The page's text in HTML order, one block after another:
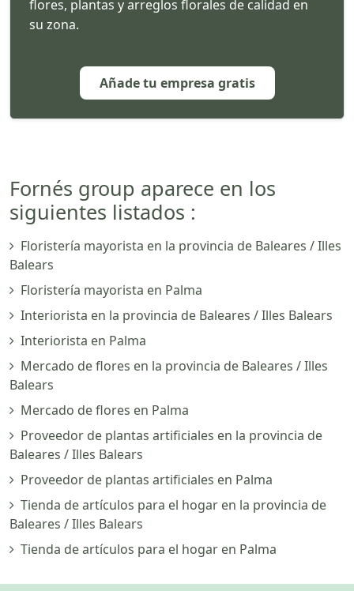
flores, plantas y arreglos florales de calidad en
su zona.
Añade tu empresa gratis
Fornés group aparece en los
siguientes listados :
Floristería mayorista en la provincia de Baleares / Illes
Balears
Floristería mayorista en Palma
Interiorista en la provincia de Baleares / Illes Balears
Interiorista en Palma
Mercado de flores en la provincia de Baleares / Illes
Balears
Mercado de flores en Palma
Proveedor de plantas artificiales en la provincia de
Baleares / Illes Balears
Proveedor de plantas artificiales en Palma
Tienda de artículos para el hogar en la provincia de
Baleares / Illes Balears
Tienda de artículos para el hogar en Palma